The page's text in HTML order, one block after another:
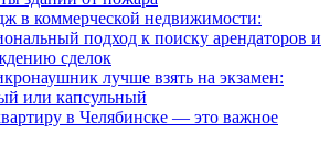
в коммерческой недвижимости:
подход к поиску арендаторов и
сделок
лучше взять на экзамен:
или капсульный
в Челябинске — это важное